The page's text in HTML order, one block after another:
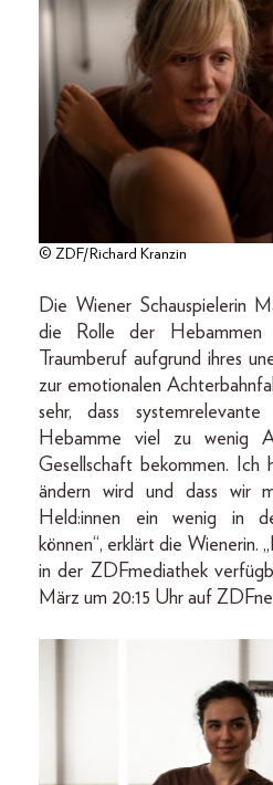
© ZDF/Richard Kranzin
Die Wiener Schauspielerin
die Rolle der Hebammen
Traumberuf aufgrund ihres
zur emotionalen
sehr, dass
Hebamme viel zu wenig
Gesellschaft bekommen. Ich
ändern wird und dass wir
Held:innen ein wenig in
können“, erklärt die Wienerin.
in der ZDFmediathek
März um 20:15 Uhr auf